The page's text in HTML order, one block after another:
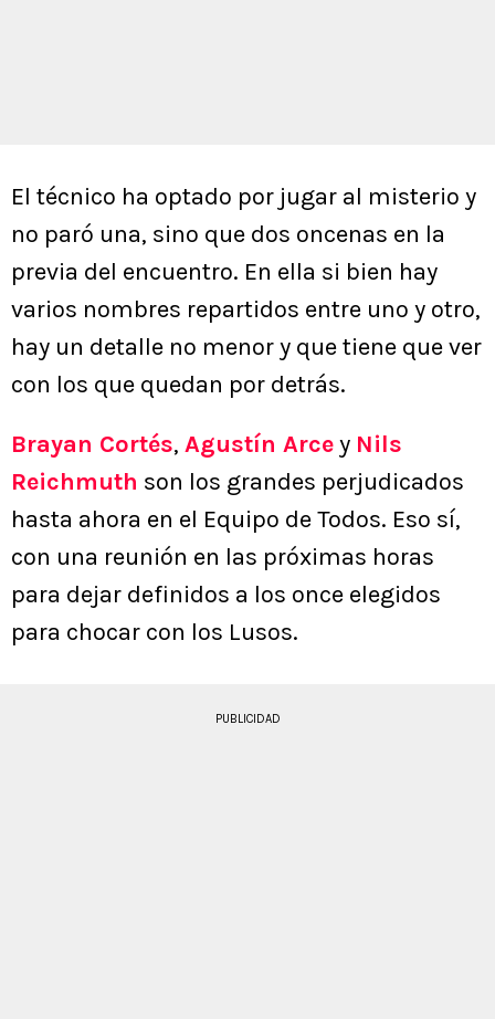
El técnico ha optado por jugar al misterio y
no paró una, sino que dos oncenas en la
previa del encuentro. En ella si bien hay
varios nombres repartidos entre uno y otro,
hay un detalle no menor y que tiene que ver
con los que quedan por detrás.
Brayan Cortés, Agustín Arcey Nils
Reichmuth son los grandes perjudicados
hasta ahora en el Equipo de Todos. Eso sí,
con una reunión en las próximas horas
para dejar definidos a los once elegidos
para chocar con los Lusos.
PUBLICIDAD